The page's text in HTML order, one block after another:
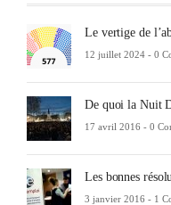
Le vertige de
12 juillet 2024 - 0
De quoi la Nuit
17 avril 2016 - 0
Les bonnes
3 janvier 2016 - 1